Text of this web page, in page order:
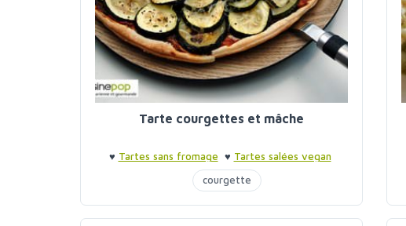
Tarte courgettes et mâche
♥ Tartes sans fromage ♥ Tartes salées vegan
courgette